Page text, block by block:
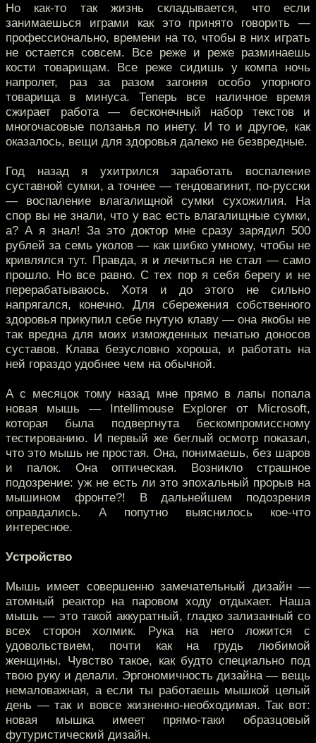
Но как-то так жизнь складывается, что если
занимаешься играми как это принято говорить —
профессионально, времени на то, чтобы в них играть
не остается совсем. Все реже и реже разминаешь
кости товарищам. Все реже сидишь у компа ночь
напролет, раз за разом загоняя особо упорного
товарища в минуса. Теперь все наличное время
сжирает работа — бесконечный набор текстов и
многочасовые ползанья по инету. И то и другое, как
оказалось, вещи для здоровья далеко не безвредные.
Год назад я ухитрился заработать воспаление
суставной сумки, а точнее — тендовагинит, по-русски
— воспаление влагалищной сумки сухожилия. На
спор вы не знали, что у вас есть влагалищные сумки,
а? А я знал! За это доктор мне сразу зарядил 500
рублей за семь уколов — как шибко умному, чтобы не
кривлялся тут. Правда, я и лечиться не стал — само
прошло. Но все равно. С тех пор я себя берегу и не
перерабатываюсь. Хотя и до этого не сильно
напрягался, конечно. Для сбережения собственного
здоровья прикупил себе гнутую клаву — она якобы не
так вредна для моих изможденных печатью доносов
суставов. Клава безусловно хороша, и работать на
ней гораздо удобнее чем на обычной.
А с месяцок тому назад мне прямо в лапы попала
новая мышь — Intellimouse Explorer от Microsoft,
которая была подвергнута бескомпромиссному
тестированию. И первый же беглый осмотр показал,
что это мышь не простая. Она, понимаешь, без шаров
и палок. Она оптическая. Возникло страшное
подозрение: уж не есть ли это эпохальный прорыв на
мышином фронте?! В дальнейшем подозрения
оправдались. А попутно выяснилось кое-что
интересное.
Устройство
Мышь имеет совершенно замечательный дизайн —
атомный реактор на паровом ходу отдыхает. Наша
мышь — это такой аккуратный, гладко зализанный со
всех сторон холмик. Рука на него ложится с
удовольствием, почти как на грудь любимой
женщины. Чувство такое, как будто специально под
твою руку и делали. Эргономичность дизайна — вещь
немаловажная, а если ты работаешь мышкой целый
день — так и вовсе жизненно-необходимая. Так вот:
новая мышка имеет прямо-таки образцовый
футуристический дизайн.